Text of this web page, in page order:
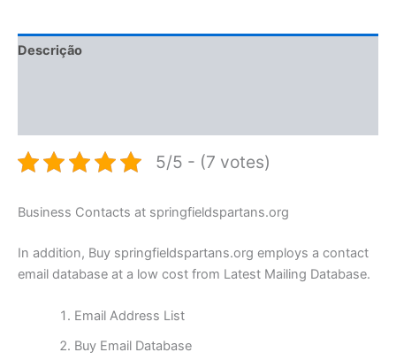
Descrição
5/5 - (7 votes)
Business Contacts at springfieldspartans.org
In addition, Buy springfieldspartans.org employs a contact
email database at a low cost from Latest Mailing Database.
Email Address List
Buy Email Database